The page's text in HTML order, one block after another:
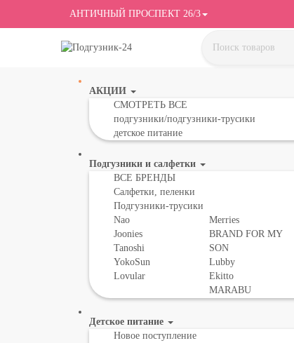
АНТИЧНЫЙ ПРОСПЕКТ 26/3
АКЦИИ
СМОТРЕТЬ ВСЕ
подгузники/подгузники-трусики
детское питание
Подгузники и салфетки
ВСЕ БРЕНДЫ
Салфетки, пеленки
Подгузники-трусики
Nao
Joonies
Tanoshi
YokoSun
Lovular
Merries
BRAND FOR MY
SON
Lubby
Ekitto
MARABU
Детское питание
Новое поступление